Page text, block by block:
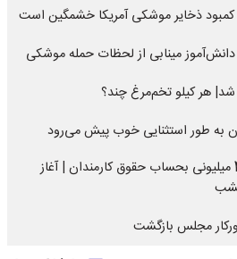
ذخایر موشکی آمریکا خشمگین است
مینابی از لحظات حمله موشکی
هر کیلو تخم‌مرغ چند؟
به طور استثنایی خوب پیش می‌رود
غافلگیری دولت با واریزی 4 میلیونی بحساب حقوق کارمندان | آغاز
مجلس بازگشت